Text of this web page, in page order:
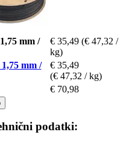
mm /
€ 35,49 (€ 47,32 /
kg)
mm /
€ 35,49
(€ 47,32 / kg)
€ 70,98
podatki: